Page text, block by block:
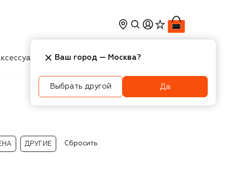
Косметика Интерьер
ДРУГИЕ Сбросить
Ваш город — Москва?
Выбрать другой Да